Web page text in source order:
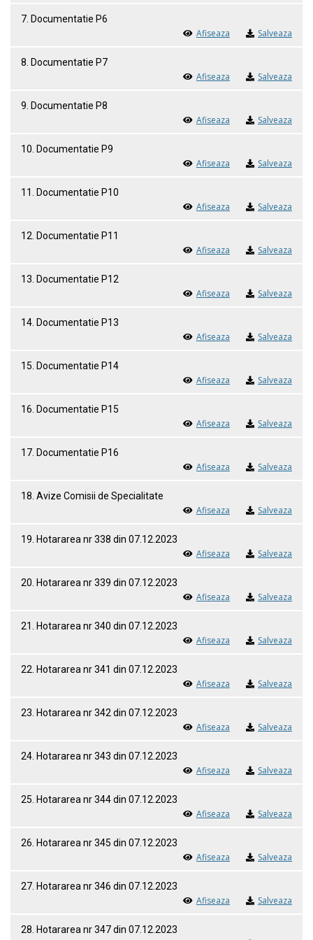
7. Documentatie P6
Afiseaza Salveaza
8. Documentatie P7
Afiseaza Salveaza
9. Documentatie P8
Afiseaza Salveaza
10. Documentatie P9
Afiseaza Salveaza
11. Documentatie P10
Afiseaza Salveaza
12. Documentatie P11
Afiseaza Salveaza
13. Documentatie P12
Afiseaza Salveaza
14. Documentatie P13
Afiseaza Salveaza
15. Documentatie P14
Afiseaza Salveaza
16. Documentatie P15
Afiseaza Salveaza
17. Documentatie P16
Afiseaza Salveaza
18. Avize Comisii de Specialitate
Afiseaza Salveaza
19. Hotararea nr 338 din 07.12.2023
Afiseaza Salveaza
20. Hotararea nr 339 din 07.12.2023
Afiseaza Salveaza
21. Hotararea nr 340 din 07.12.2023
Afiseaza Salveaza
22. Hotararea nr 341 din 07.12.2023
Afiseaza Salveaza
23. Hotararea nr 342 din 07.12.2023
Afiseaza Salveaza
24. Hotararea nr 343 din 07.12.2023
Afiseaza Salveaza
25. Hotararea nr 344 din 07.12.2023
Afiseaza Salveaza
26. Hotararea nr 345 din 07.12.2023
Afiseaza Salveaza
27. Hotararea nr 346 din 07.12.2023
Afiseaza Salveaza
28. Hotararea nr 347 din 07.12.2023